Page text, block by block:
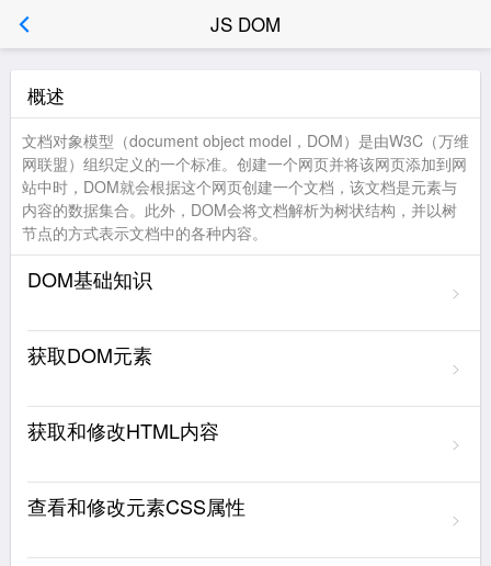
JS DOM
概述
文档对象模型（document object model，DOM）是由W3C（万维
网联盟）组织定义的一个标准。创建一个网页并将该网页添加到网
站中时，DOM就会根据这个网页创建一个文档，该文档是元素与
内容的数据集合。此外，DOM会将文档解析为树状结构，并以树
节点的方式表示文档中的各种内容。
DOM基础知识
获取DOM元素
获取和修改HTML内容
查看和修改元素CSS属性